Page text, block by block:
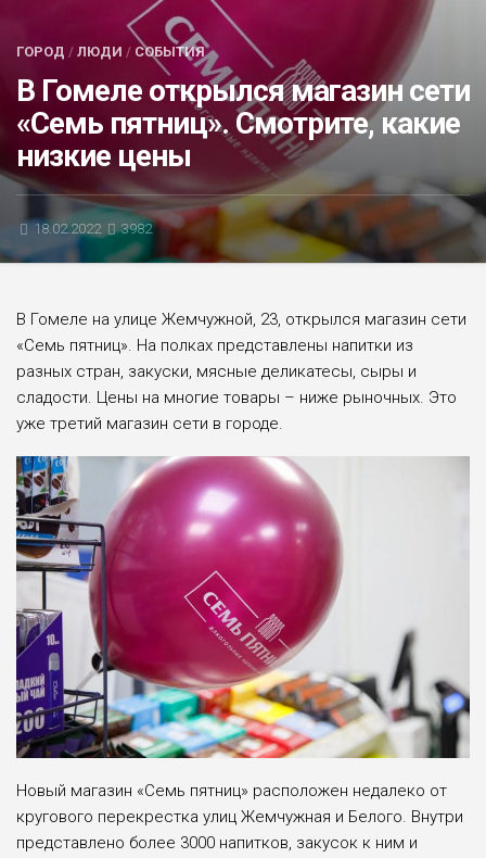
БЛИЦ-ОПРОС
АФИША
ГОРОД / ЛЮДИ / СОБЫТИЯ
В Гомеле открылся магазин сети
«Семь пятниц». Смотрите, какие
низкие цены
18.02.2022 3982
В Гомеле на улице Жемчужной, 23, открылся магазин сети
«Семь пятниц». На полках представлены напитки из
разных стран, закуски, мясные деликатесы, сыры и
сладости. Цены на многие товары – ниже рыночных. Это
уже третий магазин сети в городе.
Новый магазин «Семь пятниц» расположен недалеко от
кругового перекрестка улиц Жемчужная и Белого. Внутри
представлено более 3000 напитков, закусок к ним и